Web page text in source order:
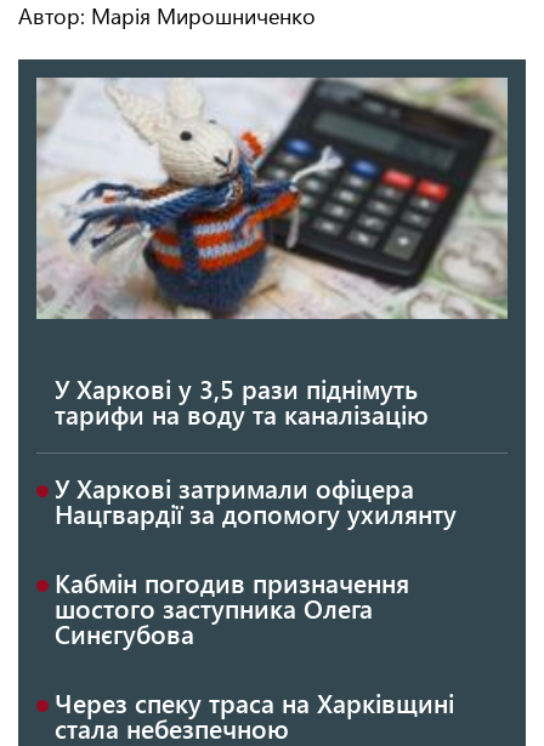
Автор: Марія Мирошниченко
У Харкові у 3,5 рази піднімуть
тарифи на воду та каналізацію
У Харкові затримали офіцера
Нацгвардії за допомогу ухилянту
Кабмін погодив призначення
шостого заступника Олега
Синєгубова
Через спеку траса на Харківщині
стала небезпечною